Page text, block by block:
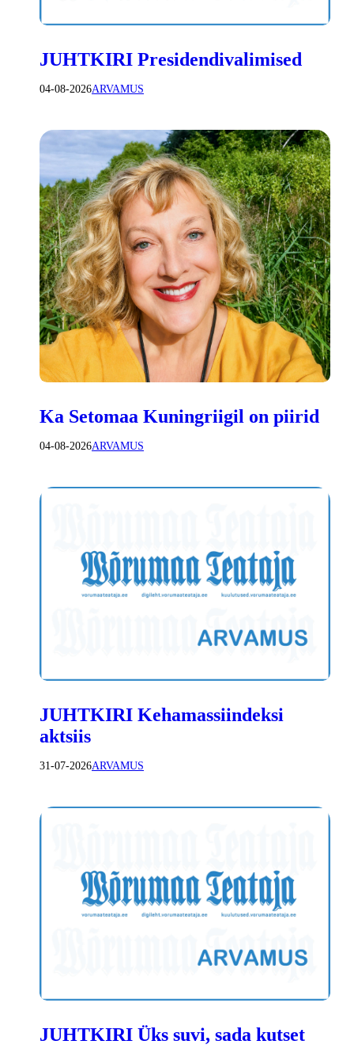
JUHTKIRI Presidendivalimised
04-08-2026ARVAMUS
Ka Setomaa Kuningriigil on piirid
04-08-2026ARVAMUS
JUHTKIRI Kehamassiindeksi
aktsiis
31-07-2026ARVAMUS
JUHTKIRI Üks suvi, sada kutset